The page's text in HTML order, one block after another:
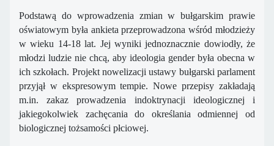
Podstawą do wprowadzenia zmian w bułgarskim prawie
oświatowym była ankieta przeprowadzona wśród młodzieży
w wieku 14-18 lat. Jej wyniki jednoznacznie dowiodły, że
młodzi ludzie nie chcą, aby ideologia gender była obecna w
ich szkołach. Projekt nowelizacji ustawy bułgarski parlament
przyjął w ekspresowym tempie. Nowe przepisy zakładają
m.in. zakaz prowadzenia indoktrynacji ideologicznej i
jakiegokolwiek zachęcania do określania odmiennej od
biologicznej tożsamości płciowej.